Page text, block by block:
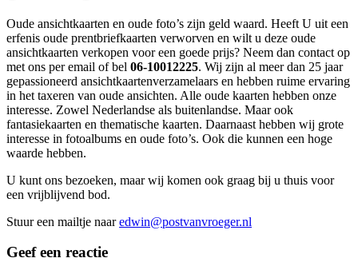
Oude ansichtkaarten en oude foto’s zijn geld waard. Heeft U uit een
erfenis oude prentbriefkaarten verworven en wilt u deze oude
ansichtkaarten verkopen voor een goede prijs? Neem dan contact op
met ons per email of bel 06-10012225. Wij zijn al meer dan 25 jaar
gepassioneerd ansichtkaartenverzamelaars en hebben ruime ervaring
in het taxeren van oude ansichten. Alle oude kaarten hebben onze
interesse. Zowel Nederlandse als buitenlandse. Maar ook
fantasiekaarten en thematische kaarten. Daarnaast hebben wij grote
interesse in fotoalbums en oude foto’s. Ook die kunnen een hoge
waarde hebben.
U kunt ons bezoeken, maar wij komen ook graag bij u thuis voor
een vrijblijvend bod.
Stuur een mailtje naaredwin@postvanvroeger.nl
Geef een reactie